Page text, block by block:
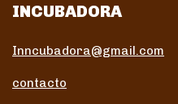
INCUBADORA
Inncubadora@gmail.com
contacto